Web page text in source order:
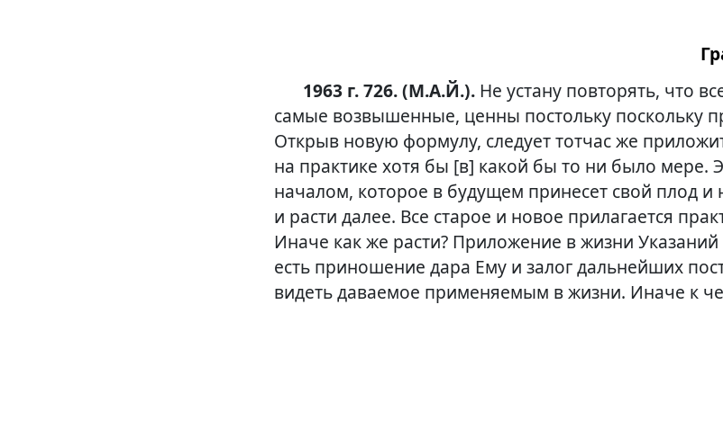
1963 г. 726. (М.А.Й.). Не устану повторять, что
самые возвышенные, ценны постольку поскольку
Открыв новую формулу, следует тотчас же
на практике хотя бы [в] какой бы то ни было мере.
началом, которое в будущем принесет свой плод и
и расти далее. Все старое и новое прилагается
Иначе как же расти? Приложение в жизни
есть приношение дара Ему и залог дальнейших
видеть даваемое применяемым в жизни. Иначе к